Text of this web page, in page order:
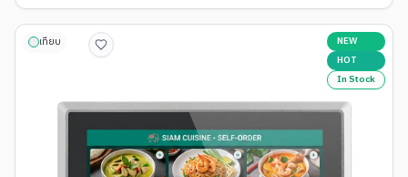
เทียบ
NEW
HOT
In Stock